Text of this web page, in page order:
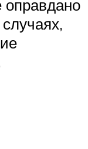
оправдано